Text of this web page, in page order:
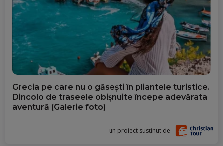
Grecia pe care nu o găsești în pliantele turistice.
Dincolo de traseele obișnuite începe adevărata
aventură (Galerie foto)
un proiect susținut de